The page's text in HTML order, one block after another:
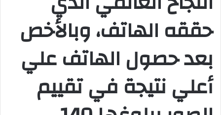
حققه الهاتف، وبالأخص
بعد حصول الهاتف علي
أعلي نتيجة في تقييم